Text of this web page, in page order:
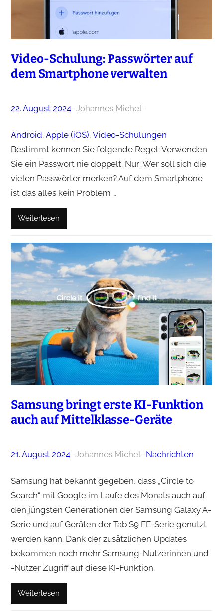
Video-Schulung: Passwörter auf
dem Smartphone verwalten
22. August 2024–Johannes Michel–
Android, Apple (iOS), Video-Schulungen
Bestimmt kennen Sie folgende Regel: Verwenden
Sie ein Passwort nie doppelt. Nur: Wer soll sich die
vielen Passwörter merken? Auf dem Smartphone
ist das alles kein Problem …
Weiterlesen
Samsung bringt erste KI-Funktion
auch auf Mittelklasse-Geräte
21. August 2024–Johannes Michel–Nachrichten
Samsung hat bekannt gegeben, dass „Circle to
Search“ mit Google im Laufe des Monats auch auf
den jüngsten Generationen der Samsung Galaxy A-
Serie und auf Geräten der Tab S9 FE-Serie genutzt
werden kann. Dank der zusätzlichen Updates
bekommen noch mehr Samsung-Nutzerinnen und
-Nutzer Zugriff auf diese KI-Funktion.
Weiterlesen